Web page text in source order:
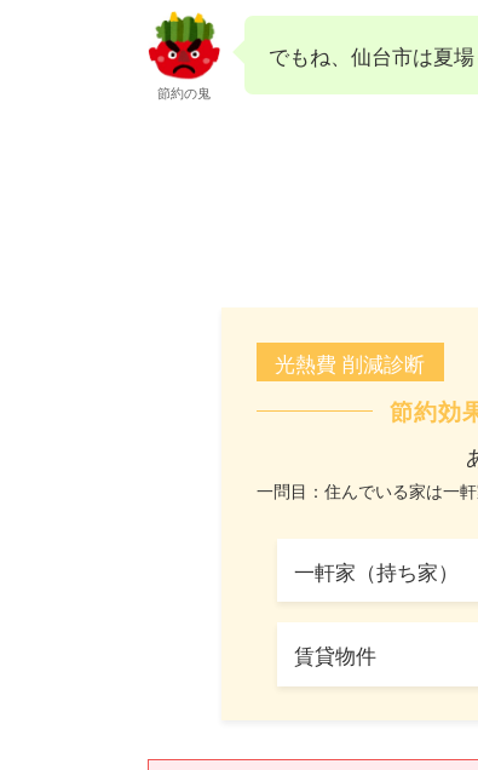
節約の鬼
でもね、仙台市は夏
光熱費 削減診断
節約効
一問目：住んでいる家は一
一軒家（持ち家）
賃貸物件